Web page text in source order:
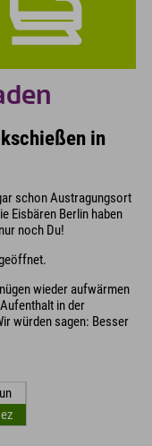
in
schon Austragungsort
Eisbären Berlin haben
noch Du!
wieder aufwärmen
in der
würden sagen: Besser